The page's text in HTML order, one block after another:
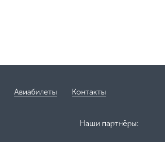
Авиабилеты Контакты
Наши партнёры: